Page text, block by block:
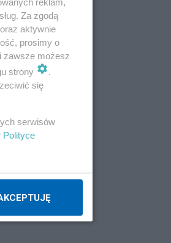
Za zgodą
aktywnie
prosimy o
zawsze możesz
strony
.
się
serwisów
Polityce